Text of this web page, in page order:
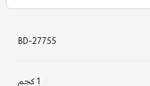
BD-27755
1 كجم